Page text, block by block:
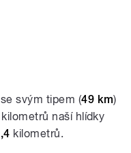
svým tipem (49 km)
naší hlídky
kilometrů.